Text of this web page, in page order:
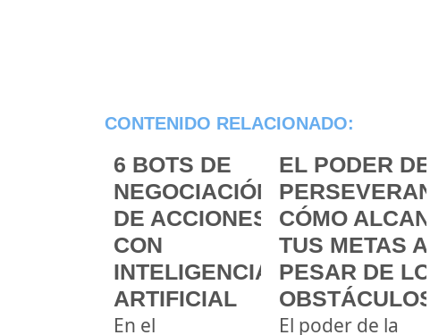
CONTENIDO RELACIONADO:
6 BOTS DE
NEGOCIACIÓN
DE ACCIONES
CON
INTELIGENCIA
ARTIFICIAL
En el
EL PODER
CÓMO
TUS METAS A
PESAR DE
OBSTÁCULOS
El poder de la